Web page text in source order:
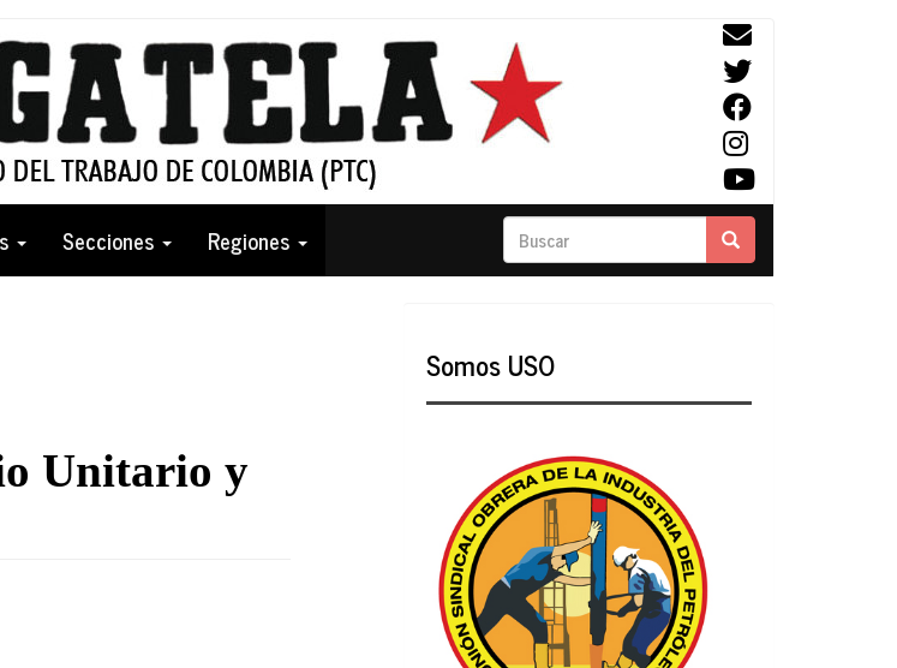
Secciones Regiones Buscar Buscar
Unitario y
Somos USO